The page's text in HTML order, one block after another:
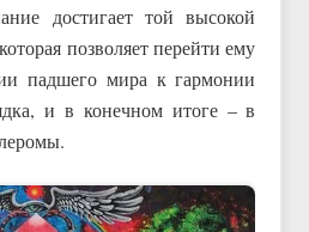
достигает той высокой
позволяет перейти ему
падшего мира к гармонии
и в конечном итоге – в